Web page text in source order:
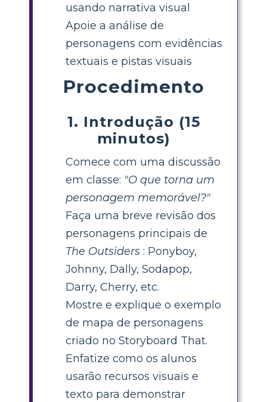
usando narrativa visual
Apoie a análise de
personagens com evidências
textuais e pistas visuais
Procedimento
1. Introdução (15
minutos)
Comece com uma discussão
em classe: "O que torna um
personagem memorável?"
Faça uma breve revisão dos
personagens principais de
The Outsiders : Ponyboy,
Johnny, Dally, Sodapop,
Darry, Cherry, etc.
Mostre e explique o exemplo
de mapa de personagens
criado no Storyboard That.
Enfatize como os alunos
usarão recursos visuais e
texto para demonstrar